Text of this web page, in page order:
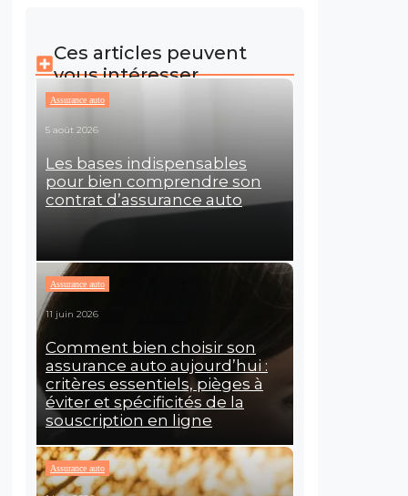
Ces articles peuvent
vous intéresser
Assurance auto
5 août 2026
Les bases indispensables
pour bien comprendre son
contrat d’assurance auto
Assurance auto
11 juin 2026
Comment bien choisir son
assurance auto aujourd’hui :
critères essentiels, pièges à
éviter et spécificités de la
souscription en ligne
Assurance auto